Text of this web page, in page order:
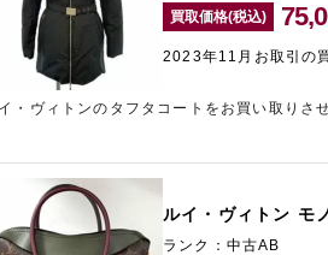
買取価格(税込)
2023年11月お取引の
・ヴィトンのタフタコートをお買い取りさ
れましたが、ルイ・ヴィトンのアウターは
く時間がない方もお気軽にご利用ください。
ルイ・ヴィトン モ
ランク：中古AB